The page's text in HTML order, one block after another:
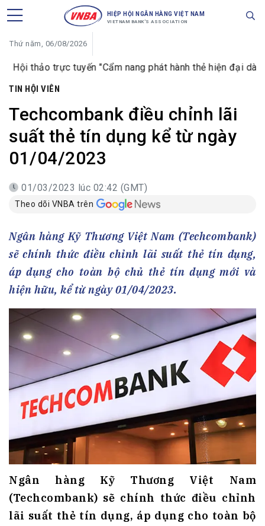
HIỆP HỘI NGÂN HÀNG VIỆT NAM
VIETNAM BANK'S ASSOCIATION
Thứ năm, 06/08/2026
trực tuyến "Cẩm nang phát hành thẻ hiện đại dành cho
TIN HỘI VIÊN
Techcombank điều chỉnh lãi
suất thẻ tín dụng kể từ ngày
01/04/2023
01/03/2023 lúc 02:42 (GMT)
Theo dõi VNBA trên
Ngân hàng Kỹ Thương Việt Nam (Techcombank)
sẽ chính thức điều chỉnh lãi suất thẻ tín dụng,
áp dụng cho toàn bộ chủ thẻ tín dụng mới và
hiện hữu, kể từ ngày 01/04/2023.
Ngân hàng Kỹ Thương Việt Nam
(Techcombank) sẽ chính thức điều chỉnh
lãi suất thẻ tín dụng, áp dụng cho toàn bộ